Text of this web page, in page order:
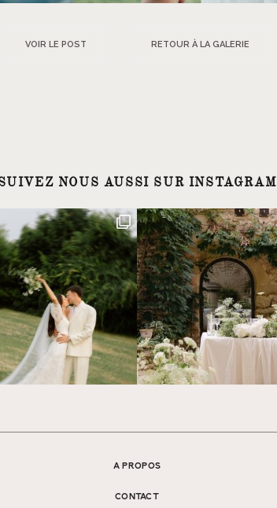
VOIR LE POST RETOUR À LA GALERIE
NOUS AUSSI SUR INSTAGRAM
A PROPOS
CONTACT